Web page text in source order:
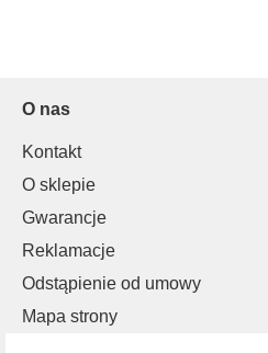
O nas
Kontakt
O sklepie
Gwarancje
Reklamacje
Odstąpienie od umowy
Mapa strony